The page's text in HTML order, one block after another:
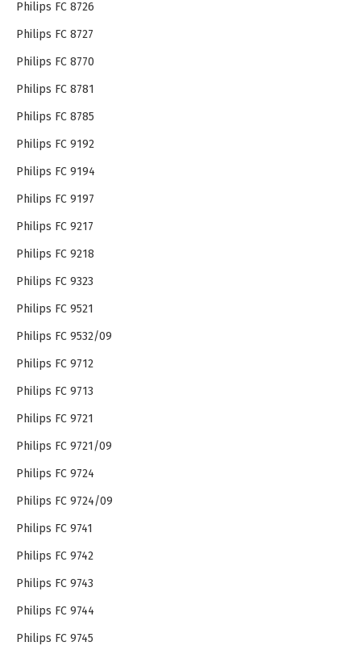
Philips FC 8726
Philips FC 8727
Philips FC 8770
Philips FC 8781
Philips FC 8785
Philips FC 9192
Philips FC 9194
Philips FC 9197
Philips FC 9217
Philips FC 9218
Philips FC 9323
Philips FC 9521
Philips FC 9532/09
Philips FC 9712
Philips FC 9713
Philips FC 9721
Philips FC 9721/09
Philips FC 9724
Philips FC 9724/09
Philips FC 9741
Philips FC 9742
Philips FC 9743
Philips FC 9744
Philips FC 9745